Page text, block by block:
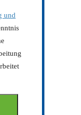
und